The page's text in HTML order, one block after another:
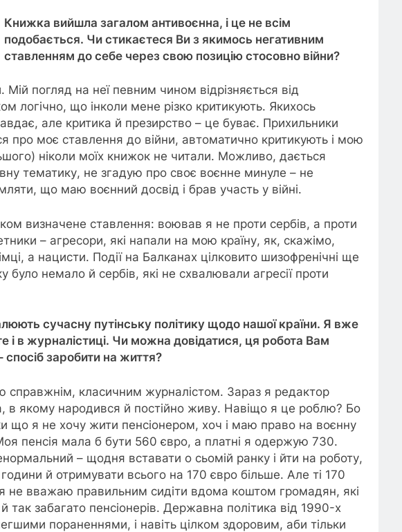
Книжка вийшла загалом антивоєнна, і це не всім
подобається. Чи стикаєтеся Ви з якимось негативним
ставленням до себе через свою позицію стосовно війни?
погляд на неї певним чином відрізняється від
логічно, що інколи мене різко критикують. Якихось
але критика й презирство – це буває. Прихильники
про моє ставлення до війни, автоматично критикують і мою
ніколи моїх книжок не читали. Можливо, дається
тематику, не згадую про своє воєнне минуле – не
що маю воєнний досвід і брав участь у війні.
визначене ставлення: воював я не проти сербів, а проти
– агресори, які напали на мою країну, як, скажімо,
а нацисти. Події на Балканах цілковито шизофренічні ще
було немало й сербів, які не схвалювали агресії проти
сучасну путінську політику щодо нашої країни. Я вже
в журналістиці. Чи можна довідатися, ця робота Вам
заробити на життя?
класичним журналістом. Зараз я редактор
в якому народився й постійно живу. Навіщо я це роблю? Бо
я не хочу жити пенсіонером, хоч і маю право на воєнну
пенсія мала б бути 560 євро, а платні я одержую 730.
– щодня вставати о сьомій ранку і йти на роботу,
й отримувати всього на 170 євро більше. Але ті 170
не вважаю правильним сидіти вдома коштом громадян, які
так забагато пенсіонерів. Державна політика від 1990-х
пораненнями, і навіть цілком здоровим, аби тільки